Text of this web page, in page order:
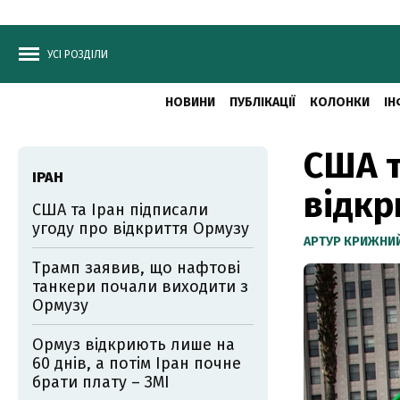
УСІ РОЗДІЛИ
НОВИНИ ПУБЛІКАЦІЇ КОЛОНКИ
США
АРТУР
ІРАН
США та Іран підписали
угоду про відкриття Ормузу
Трамп заявив, що нафтові
танкери почали виходити з
Ормузу
Ормуз відкриють лише на
60 днів, а потім Іран почне
брати плату – ЗМІ